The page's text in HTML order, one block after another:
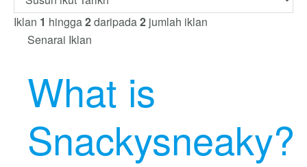
Iklan 1 hingga2daripada2 jumlah iklan
Senarai Iklan
What is
Snackysneaky?